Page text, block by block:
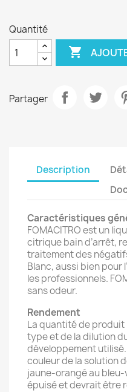
Quantité

Partager
Description
Caractéristiques
FOMACITRO est un
citrique bain d’arrêt,
traitement des
Blanc, aussi bien pour
les professionnels.
sans odeur.
Rendement
La quantité de
type et de la dilution
développement
couleur de la solution
jaune-orangé au
épuisé et devrait être